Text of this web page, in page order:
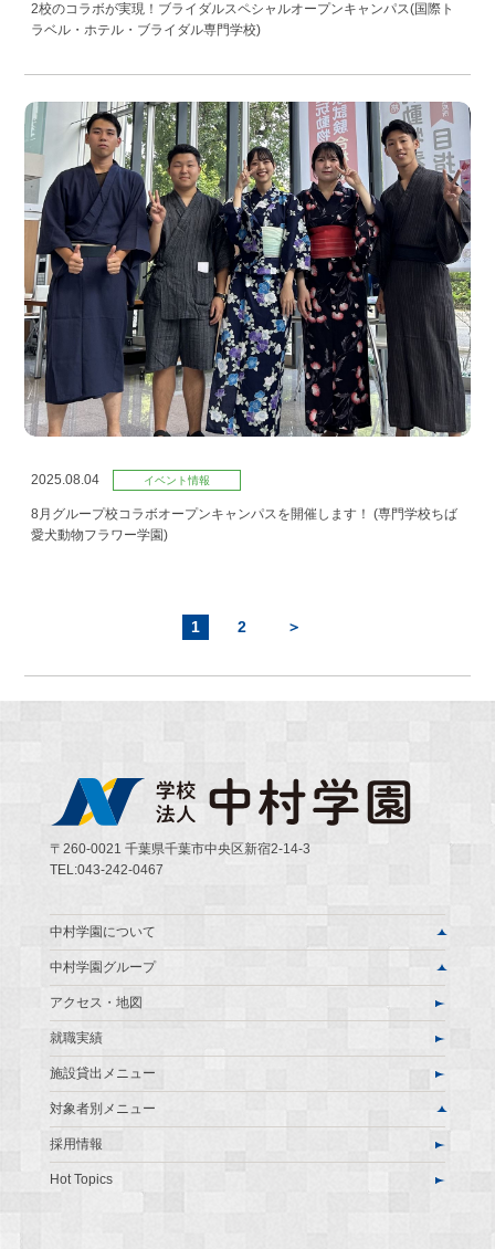
2校のコラボが実現！ブライダルスペシャルオープンキャンパス(国際ト
ラベル・ホテル・ブライダル専門学校)
2025.08.04 イベント情報
8月グループ校コラボオープンキャンパスを開催します！ (専門学校ちば
愛犬動物フラワー学園)
1 2 ＞
〒260-0021 千葉県千葉市中央区新宿2-14-3
TEL:043-242-0467
中村学園について
中村学園グループ
アクセス・地図
就職実績
施設貸出メニュー
対象者別メニュー
採用情報
Hot Topics